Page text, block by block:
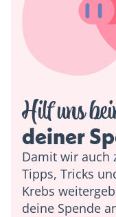
Hilf uns
deiner
Damit wir auch
Tipps, Tricks
Krebs
deine Spende